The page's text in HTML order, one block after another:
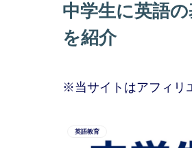
中学生に英語
を紹介
※当サイトはアフィリ
英語教育